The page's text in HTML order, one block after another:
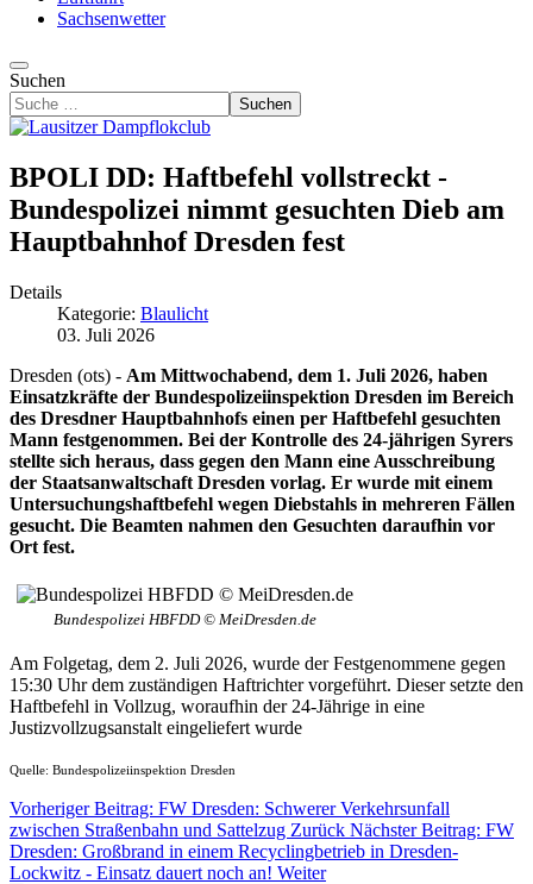
Sachsenwetter
Suchen
Suchen
BPOLI DD: Haftbefehl vollstreckt -
Bundespolizei nimmt gesuchten Dieb am
Hauptbahnhof Dresden fest
Details
Kategorie: Blaulicht
03. Juli 2026
Dresden (ots) - Am Mittwochabend, dem 1. Juli 2026, haben
Einsatzkräfte der Bundespolizeiinspektion Dresden im Bereich
des Dresdner Hauptbahnhofs einen per Haftbefehl gesuchten
Mann festgenommen. Bei der Kontrolle des 24-jährigen Syrers
stellte sich heraus, dass gegen den Mann eine Ausschreibung
der Staatsanwaltschaft Dresden vorlag. Er wurde mit einem
Untersuchungshaftbefehl wegen Diebstahls in mehreren Fällen
gesucht. Die Beamten nahmen den Gesuchten daraufhin vor
Ort fest.
Bundespolizei HBFDD © MeiDresden.de
Am Folgetag, dem 2. Juli 2026, wurde der Festgenommene gegen
15:30 Uhr dem zuständigen Haftrichter vorgeführt. Dieser setzte den
Haftbefehl in Vollzug, woraufhin der 24-Jährige in eine
Justizvollzugsanstalt eingeliefert wurde
Quelle: Bundespolizeiinspektion Dresden
Vorheriger Beitrag: FW Dresden: Schwerer Verkehrsunfall
zwischen Straßenbahn und Sattelzug Zurück Nächster Beitrag: FW
Dresden: Großbrand in einem Recyclingbetrieb in Dresden-
Lockwitz - Einsatz dauert noch an! Weiter